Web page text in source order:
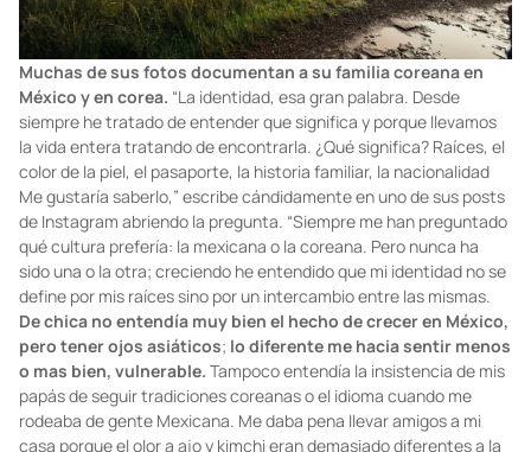
Muchas de sus fotos documentan a su familia coreana en
México y en corea. “La identidad, esa gran palabra. Desde
siempre he tratado de entender que significa y porque llevamos
la vida entera tratando de encontrarla. ¿Qué significa? Raíces, el
color de la piel, el pasaporte, la historia familiar, la nacionalidad
Me gustaría saberlo,” escribe cándidamente en uno de sus posts
de Instagram abriendo la pregunta. “Siempre me han preguntado
qué cultura prefería: la mexicana o la coreana. Pero nunca ha
sido una o la otra; creciendo he entendido que mi identidad no se
define por mis raíces sino por un intercambio entre las mismas.
De chica no entendía muy bien el hecho de crecer en México,
pero tener ojos asiáticos; lo diferente me hacia sentir menos
o mas bien, vulnerable. Tampoco entendía la insistencia de mis
papás de seguir tradiciones coreanas o el idioma cuando me
rodeaba de gente Mexicana. Me daba pena llevar amigos a mi
casa porque el olor a ajo y kimchi eran demasiado diferentes a la